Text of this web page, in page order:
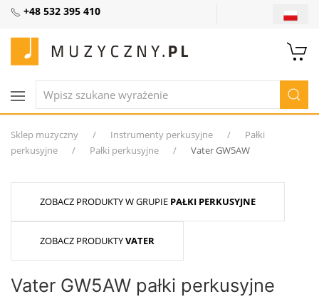
+48 532 395 410
Sklep muzyczny Instrumenty perkusyjne
Pałki
perkusyjne
Pałki perkusyjne Vater GW5AW
ZOBACZ PRODUKTY W GRUPIE PAŁKI PERKUSYJNE
ZOBACZ PRODUKTYVATER
Vater GW5AW pałki perkusyjne